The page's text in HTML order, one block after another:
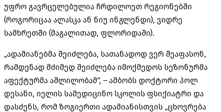
უფრო გავრცელებულია ჩრდილოეთ რეგიონებში
(როგორიცაა ალასკა ან ნიუ ინგლენდი), ვიდრე
სამხრეთში (მაგალითად, ფლორიდაში).
„ადამიანებმა შეიძლება, სათანადოდ ვერ შეაფასონ,
რამდენად მძიმედ შეიძლება იმოქმედოს სეზონურმა
აფექტურმა აშლილობამ“, – ამბობს დოქტორი პოლ
დესანი, იელის სამედიცინო სკოლის ფსიქიატრი და
დასძენს, რომ ზოგიერთი ადამიანისთვის „ცხოვრება